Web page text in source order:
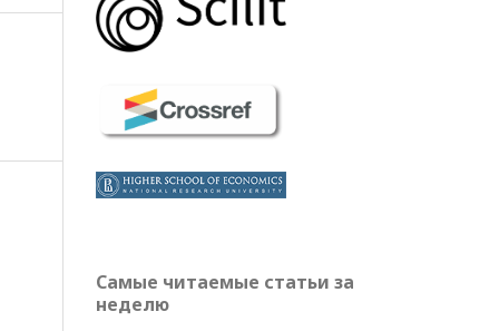
Самые читаемые статьи за
неделю